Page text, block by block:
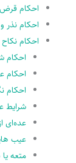
احکام قرض
احکام نذر
احکام نکاح
احکام
احکام
احکام
شرایط
عده‌اى
عیب
متعه